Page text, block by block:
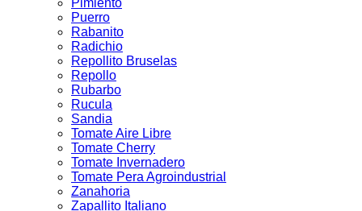
Puerro
Rabanito
Radichio
Repollito Bruselas
Repollo
Rubarbo
Rucula
Sandia
Tomate Aire Libre
Tomate Cherry
Tomate Invernadero
Tomate Pera Agroindustrial
Zanahoria
Zapallito Italiano